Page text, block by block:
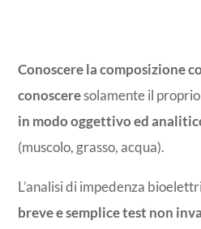
Conoscere la composizione
conosceresolamente il
in modo oggettivo ed
(muscolo, grasso, acqua).
L’analisi di impedenza
breve e semplice test non